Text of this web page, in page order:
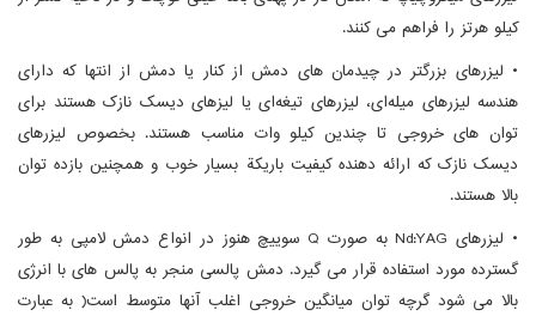
کیلو هرتز را فراهم می کنند.
• لیزرهای بزرگتر در چیدمان های دمش از کنار یا دمش از انتها که دارای
هندسه لیزرهای میله‌ای، لیزرهای تیغه‌ای یا لیزهای دیسک نازک هستند برای
توان های خروجی تا چندین کیلو وات مناسب هستند. بخصوص لیزرهای
دیسک نازک که ارائه دهنده کیفیت باریکة بسیار خوب و همچنین بازده توان
بالا هستند.
• لیزرهای Nd:YAG به صورت Q سوییچ هنوز در انواع دمش لامپی به طور
گسترده مورد استفاده قرار می گیرد. دمش پالسی منجر به پالس های با انرژی
بالا می شود گرچه توان میانگین خروجی اغلب آنها متوسط است( به عبارت